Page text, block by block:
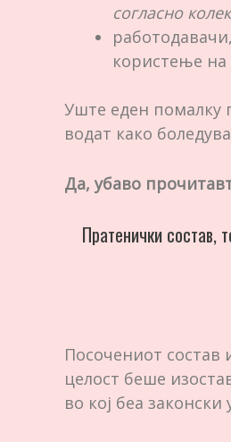
согласно
користење
Уште еден помалку
водат како
Да, убаво
Пратенички состав,
Посочениот состав
целост беше
во кој беа